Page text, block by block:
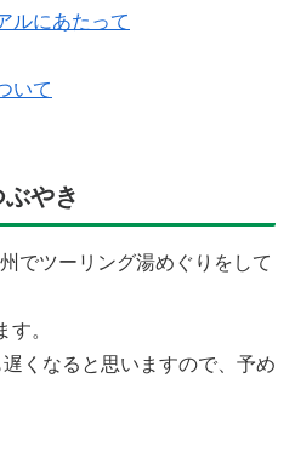
ルにあたって
いて
やき
でツーリング湯めぐりをして
。
くなると思いますので、予め